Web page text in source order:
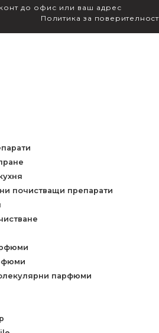
до офис или ваш адрес
Политика за поверителност
почистващи препарати
парфюми